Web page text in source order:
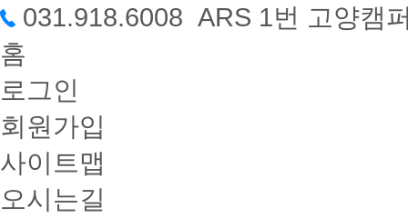
031.918.6008 ARS 1번 고양캠
홈
로그인
회원가입
사이트맵
오시는길